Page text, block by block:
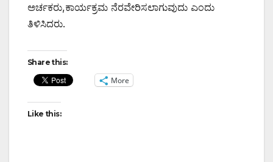
ಅರ್ಚಕರು,ಕಾರ್ಯಕ್ರಮ ನೆರವೇರಿಸಲಾಗುವುದು ಎಂದು
ತಿಳಿಸಿದರು.
Share this:
More
Like this: